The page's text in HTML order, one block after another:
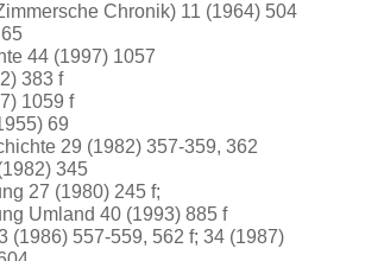
Chronik) 11 (1964) 504
44 (1997) 1057
383 f
1059 f
69
29 (1982) 357-359, 362
345
27 (1980) 245 f;
Umland 40 (1993) 885 f
(1986) 557-559, 562 f; 34 (1987)